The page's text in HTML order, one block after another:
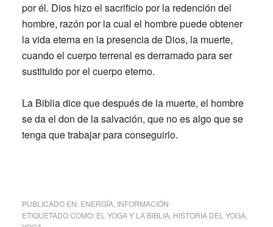
por él. Dios hizo el sacrificio por la redención del
hombre, razón por la cual el hombre puede obtener
la vida eterna en la presencia de Dios, la muerte,
cuando el cuerpo terrenal es derramado para ser
sustituido por el cuerpo eterno.
La Biblia dice que después de la muerte, el hombre
se da el don de la salvación, que no es algo que se
tenga que trabajar para conseguirlo.
PUBLICADO EN: ENERGÍA, INFORMACIÓN
ETIQUETADO COMO: EL YOGA Y LA BIBLIA, HISTORIA DEL YOGA,